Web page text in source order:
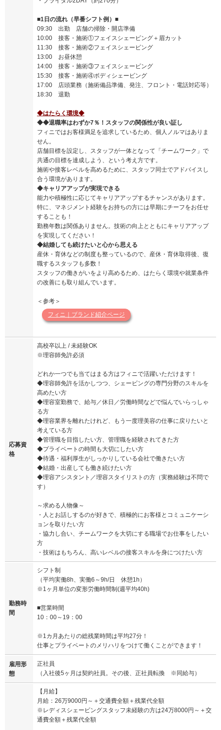
■1日の流れ（早番シフト例）■
09:30 出勤 店舗の掃除・開店準備
10:00 接客・施術①フェイスシェービング＋眉カット
11:30 接客・施術②フェイスシェービング
13:00 お昼休憩
14:00 接客・施術③フェイスシェービング
15:30 接客・施術④ボディシェービング
17:00 店頭業務（施術備品準備、発注、フロント・電話対応等）
18:30 退勤
◆はたらく環境◆
◆◆退職率はわずか7％！スタッフの関係性が良い証し
フィニではお客様満足を追求しているため、個人ノルマはありま
せん。
店舗目標を設定し、スタッフが一体となって「チームワーク」で
共通の目標を達成しよう、という考え方です。
施術や接客レベルを高めるために、スタッフ同士でアドバイスし
合う環境があります。
◆キャリアアップが実現できる
能力や積極性に応じてキャリアアップするチャンスがあります。
特に、マネジメント経験をお持ちの方には早期にチーフをお任せ
することも！
勤務年数は関係ありません。技術の向上とともにキャリアアップ
を実現してください！
◆結婚しても続けたいと心から思える
産休・育休などの制度も整っているので、産休・育休取得後、復
職するスタッフも多数！
スタッフの働きがいをより高めるため、はたらく環境や就業条件
の改善にも取り組んでいます。
＜参考＞
フィニ｜ブランド紹介ページ
応募資
格
高校卒以上 / 未経験OK
※理容師免許必須
どれか一つでも当てはまる方はフィニで活躍いただけます！
◆理容師免許を活かしつつ、シェービングの専門分野のスキルを
高めたい方
◆理容室勤務で、給与／休日／労働時間などで悩んでいらっしゃ
る方
◆理容業界を離れたけれど、もう一度理美容の仕事に戻りたいと
考えている方
◆管理職を目指したい方、管理職を経験されてきた方
◆プライベートの時間も大切にしたい方
◆待遇・福利厚生がしっかりしている会社で働きたい方
◆結婚・出産しても働き続けたい方
◆理容アシスタント／理容スタイリストの方（実務経験は不問で
す）
～求める人物像～
・人とお話しするのが好きで、積極的にお客様とコミュニケーシ
ョンを取りたい方
・協力し合い、チームワークを大切にする職場でお仕事をしたい
方
・技術はもちろん、高いレベルの接客スキルを身につけたい方
勤務時
間
シフト制
（平均実働8h、実働6～9h/日 休憩1h）
※1ヶ月単位の変形労働時間制(週平均40h)
■営業時間
10：00～19：00
※1カ月あたりの総残業時間は平均27分！
仕事とプライベートのメリハリをつけて働くことができます！
雇用形
態
正社員
（入社後5ヶ月は契約社員。その後、正社員転換 ※同給与）
【月給】
月給：26万9000円～＋交通費全額＋残業代全額
※レディスシェービングスタッフ未経験の方は24万8000円～＋交
通費全額＋残業代全額